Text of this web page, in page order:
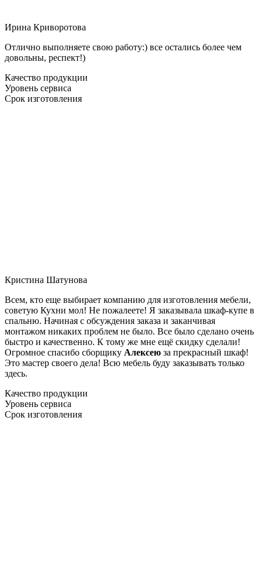
Ирина Криворотова
Отлично выполняете свою работу:) все остались более чем
довольны, респект!)
Качество продукции
Уровень сервиса
Срок изготовления
Кристина Шатунова
Всем, кто еще выбирает компанию для изготовления мебели,
советую Кухни мол! Не пожалеете! Я заказывала шкаф-купе в
спальню. Начиная с обсуждения заказа и заканчивая
монтажом никаких проблем не было. Все было сделано очень
быстро и качественно. К тому же мне ещё скидку сделали!
Огромное спасибо сборщику Алексею за прекрасный шкаф!
Это мастер своего дела! Всю мебель буду заказывать только
здесь.
Качество продукции
Уровень сервиса
Срок изготовления